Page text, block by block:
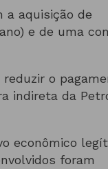
a aquisição de
e de uma
o
indireta da
econômico
foram